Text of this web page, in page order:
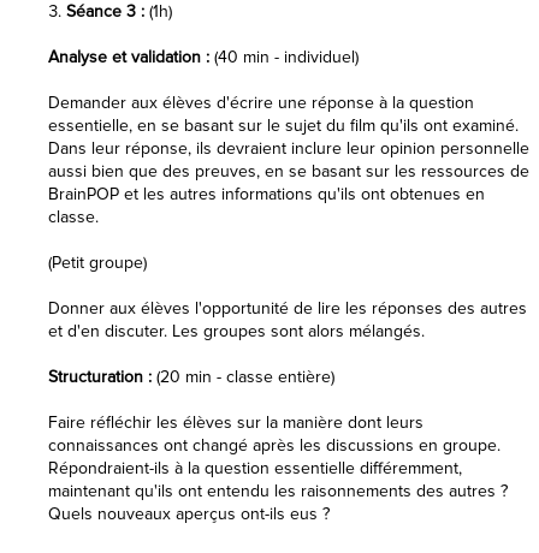
Séance 3 : (1h)
Analyse et validation : (40 min - individuel)
Demander aux élèves d'écrire une réponse à la question
essentielle, en se basant sur le sujet du film qu'ils ont examiné.
Dans leur réponse, ils devraient inclure leur opinion personnelle
aussi bien que des preuves, en se basant sur les ressources de
BrainPOP et les autres informations qu'ils ont obtenues en
classe.
(Petit groupe)
Donner aux élèves l'opportunité de lire les réponses des autres
et d'en discuter. Les groupes sont alors mélangés.
Structuration : (20 min - classe entière)
Faire réfléchir les élèves sur la manière dont leurs
connaissances ont changé après les discussions en groupe.
Répondraient-ils à la question essentielle différemment,
maintenant qu'ils ont entendu les raisonnements des autres ?
Quels nouveaux aperçus ont-ils eus ?